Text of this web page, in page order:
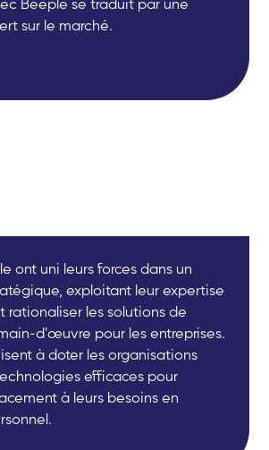
sur le marché.
ont uni leurs forces dans un
exploitant leur expertise
rationaliser les solutions de
d'œuvre pour les entreprises.
à doter les organisations
efficaces pour
à leurs besoins en